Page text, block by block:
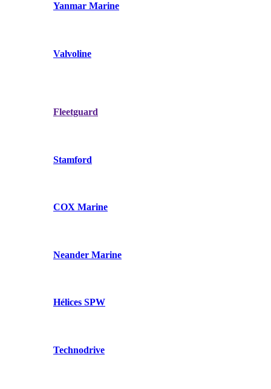
Yanmar Marine
Valvoline
Fleetguard
Stamford
COX Marine
Neander Marine
Hélices SPW
Technodrive